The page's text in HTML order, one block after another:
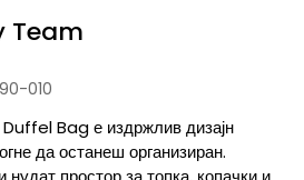
Team
010
Bag е издржлив дизајн
да останеш организиран.